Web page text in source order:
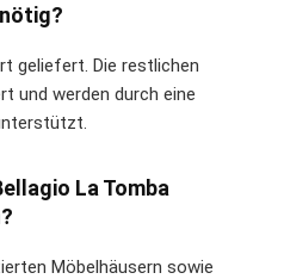
geliefert. Die restlichen
und werden durch eine
La Tomba
Möbelhäusern sowie